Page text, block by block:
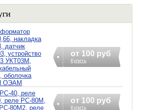
накладка
датчик
устройство
УКТ03М,
оболочка
ОЭАМ
от 100 руб
Купить
40, реле
реле РС-80М,
80М2, реле
от 100 руб
Купить